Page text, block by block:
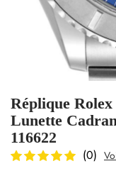
Réplique
Lunette
116622
(0)
soumettre